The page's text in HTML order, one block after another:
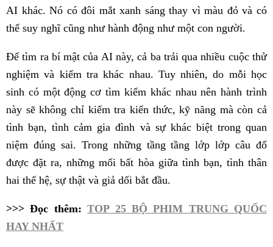
AI khác. Nó có đôi mắt xanh sáng thay vì màu đỏ và có
thể suy nghĩ cũng như hành động như một con người.
Để tìm ra bí mật của AI này, cả ba trải qua nhiều cuộc thử
nghiệm và kiểm tra khác nhau. Tuy nhiên, do mỗi học
sinh có một động cơ tìm kiếm khác nhau nên hành trình
này sẽ không chỉ kiểm tra kiến thức, kỹ năng mà còn cả
tình bạn, tình cảm gia đình và sự khác biệt trong quan
niệm đúng sai. Trong những tầng tầng lớp lớp câu đố
được đặt ra, những mối bất hòa giữa tình bạn, tình thân
hai thế hệ, sự thật và giả dối bắt đầu.
>>> Đọc thêm:TOP 25 BỘ PHIM TRUNG QUỐC
HAY NHẤT